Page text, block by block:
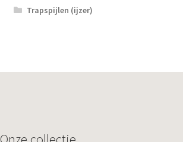
Trapspijlen (ijzer)